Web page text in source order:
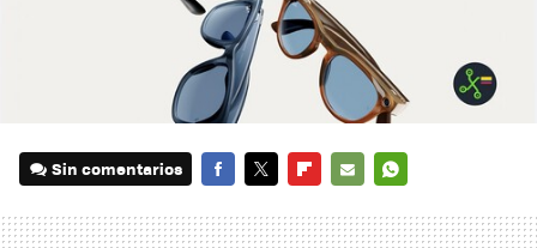
Sin comentarios
MAIL